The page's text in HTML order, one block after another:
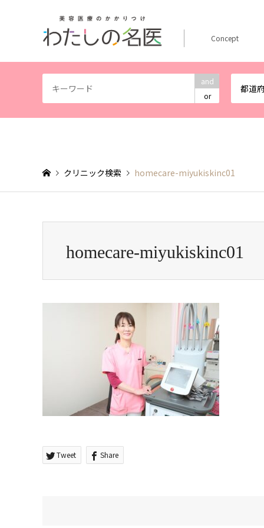
and
or
都道
Concept
クリニック検索 homecare-miyukiskinc01
homecare-miyukiskinc01
Tweet Share